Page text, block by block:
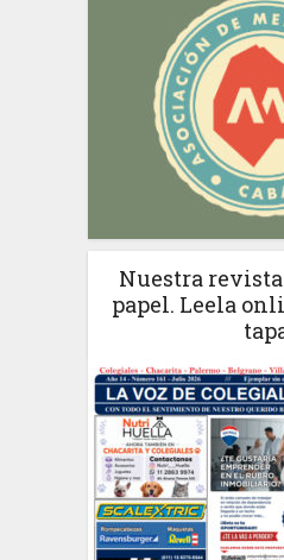
Nuestra
papel. Leela